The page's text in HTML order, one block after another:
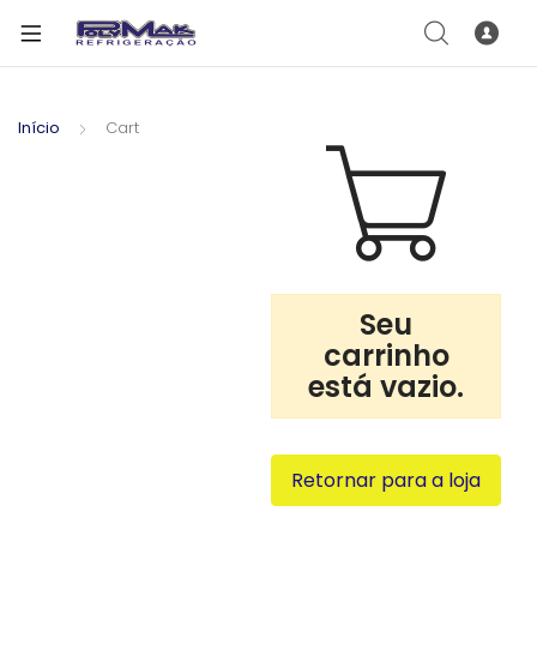
Início Cart
Seu
carrinho
está vazio.
Retornar para a loja